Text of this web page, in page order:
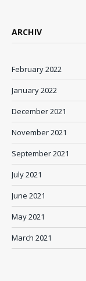
ARCHIV
February 2022
January 2022
December 2021
November 2021
September 2021
July 2021
June 2021
May 2021
March 2021